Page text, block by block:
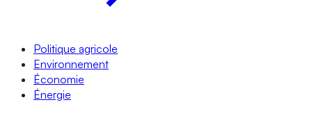
Politique agricole
Environnement
Économie
Énergie